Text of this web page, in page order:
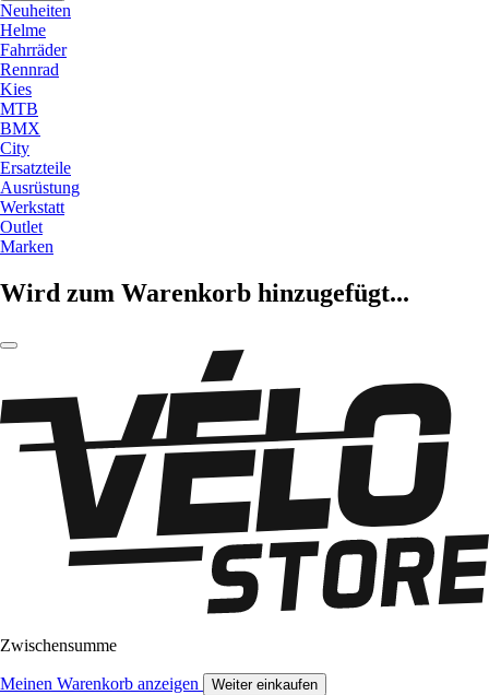
Neuheiten
Helme
Fahrräder
Rennrad
Kies
MTB
BMX
City
Ersatzteile
Ausrüstung
Werkstatt
Outlet
Marken
Wird zum Warenkorb hinzugefügt...
Zwischensumme
Meinen Warenkorb anzeigen Weiter einkaufen